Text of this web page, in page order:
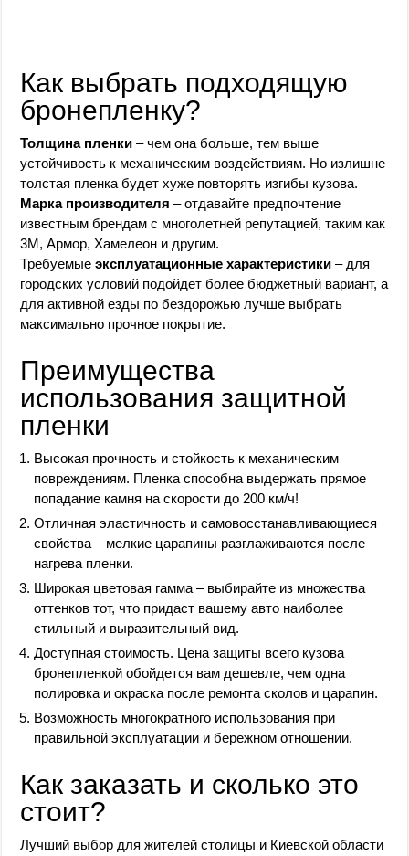
Как выбрать подходящую
бронепленку?
Толщина пленки – чем она больше, тем выше
устойчивость к механическим воздействиям. Но излишне
толстая пленка будет хуже повторять изгибы кузова.
Марка производителя – отдавайте предпочтение
известным брендам с многолетней репутацией, таким как
3М, Армор, Хамелеон и другим.
Требуемыеэксплуатационные характеристики – для
городских условий подойдет более бюджетный вариант, а
для активной езды по бездорожью лучше выбрать
максимально прочное покрытие.
Преимущества
использования защитной
пленки
Высокая прочность и стойкость к механическим
повреждениям. Пленка способна выдержать прямое
попадание камня на скорости до 200 км/ч!
Отличная эластичность и самовосстанавливающиеся
свойства – мелкие царапины разглаживаются после
нагрева пленки.
Широкая цветовая гамма – выбирайте из множества
оттенков тот, что придаст вашему авто наиболее
стильный и выразительный вид.
Доступная стоимость. Цена защиты всего кузова
бронепленкой обойдется вам дешевле, чем одна
полировка и окраска после ремонта сколов и царапин.
Возможность многократного использования при
правильной эксплуатации и бережном отношении.
Как заказать и сколько это
стоит?
Лучший выбор для жителей столицы и Киевской области